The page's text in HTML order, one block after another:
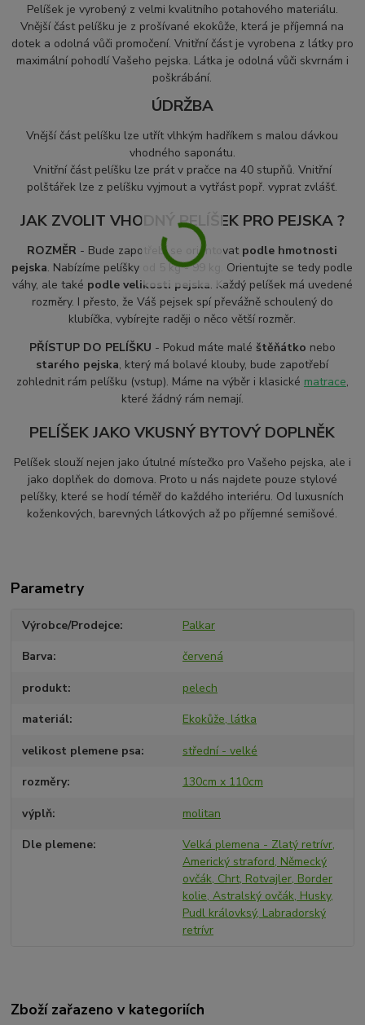
Pelíšek je vyrobený z velmi kvalitního potahového materiálu.
Vnější část pelíšku je z prošívané ekokůže, která je příjemná na
dotek a odolná vůči promočení. Vnitřní část je vyrobena z látky pro
maximální pohodlí Vašeho pejska. Látka je odolná vůči skvrnám i
poškrábání.
ÚDRŽBA
Vnější část pelíšku lze utřít vlhkým hadříkem s malou dávkou
vhodného saponátu.
Vnitřní část pelíšku lze prát v pračce na 40 stupňů. Vnitřní
polštářek lze z pelíšku vyjmout a vytřást popř. vyprat zvlášť.
JAK ZVOLIT VHODNÝ PELÍŠEK PRO PEJSKA ?
ROZMĚR - Bude zapotřebí se orientovat podle hmotnosti
pejska. Nabízíme pelíšky od 5 kg - 99 kg. Orientujte se tedy podle
váhy, ale také podle velikosti pejska. Každý pelíšek má uvedené
rozměry. I přesto, že Váš pejsek spí převážně schoulený do
klubíčka, vybírejte raději o něco větší rozměr.
PŘÍSTUP DO PELÍŠKU - Pokud máte malé štěňátko nebo
starého pejska, který má bolavé klouby, bude zapotřebí
zohlednit rám pelíšku (vstup). Máme na výběr i klasické matrace,
které žádný rám nemají.
PELÍŠEK JAKO VKUSNÝ BYTOVÝ DOPLNĚK
Pelíšek slouží nejen jako útulné místečko pro Vašeho pejska, ale i
jako doplňek do domova. Proto u nás najdete pouze stylové
pelíšky, které se hodí téměř do každého interiéru. Od luxusních
koženkových, barevných látkových až po příjemné semišové.
Parametry
Výrobce/Prodejce Palkar
Barva červená
produkt pelech
materiál Ekokůže, látka
velikost plemene psa střední - velké
rozměry 130cm x 110cm
výplň molitan
Dle plemene
Velká plemena - Zlatý retrívr,
Americký straford, Německý
ovčák, Chrt, Rotvajler, Border
kolie, Astralský ovčák, Husky,
Pudl královksý, Labradorský
retrívr
Zboží zařazeno v kategoriích